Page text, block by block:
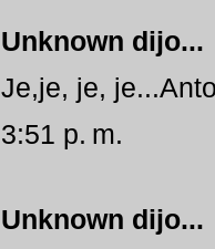
Unknown dijo...
Je,je, je,
3:51 p. m.
Unknown dijo...